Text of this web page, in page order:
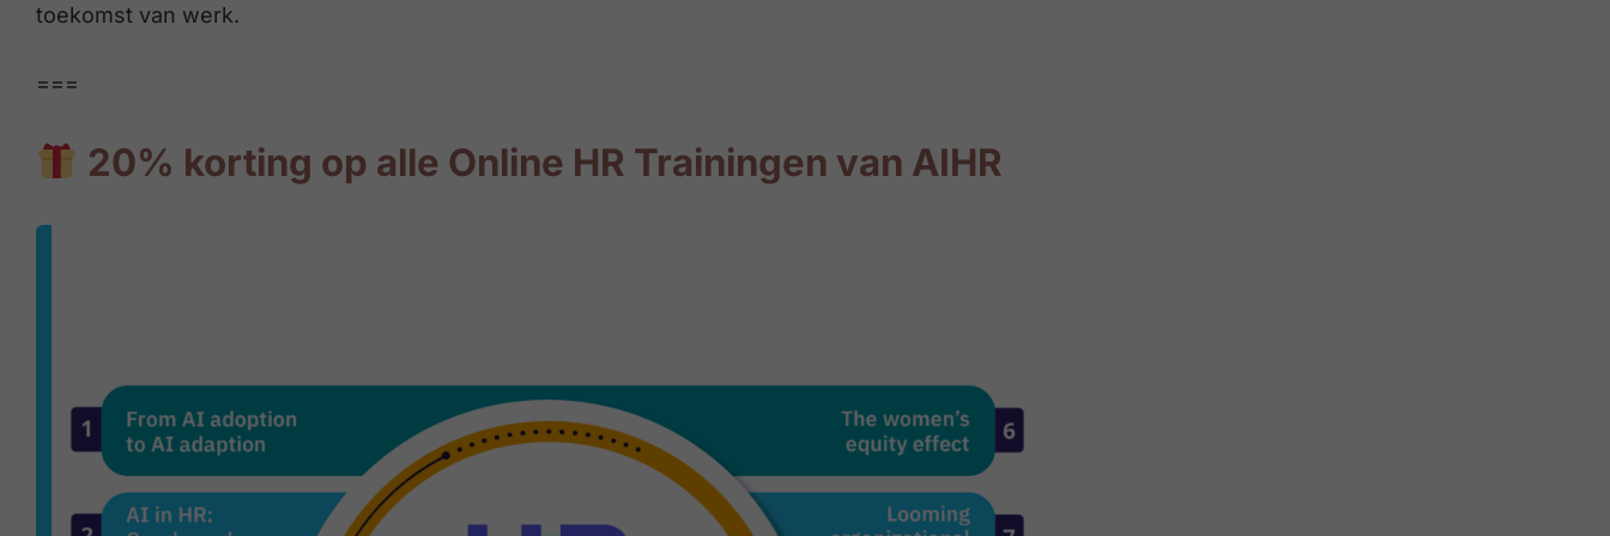
toekomst van werk.
===
20% korting op alle Online HR Trainingen van AIHR